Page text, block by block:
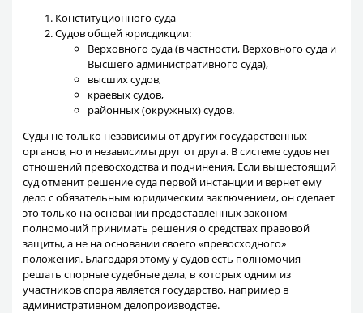
Конституционного суда
Судов общей юрисдикции:
Верховного суда (в частности, Верховного суда и
Высшего административного суда),
высших судов,
краевых судов,
районных (окружных) судов.
Суды не только независимы от других государственных
органов, но и независимы друг от друга. В системе судов нет
отношений превосходства и подчинения. Если вышестоящий
суд отменит решение суда первой инстанции и вернет ему
дело с обязательным юридическим заключением, он сделает
это только на основании предоставленных законом
полномочий принимать решения о средствах правовой
защиты, а не на основании своего «превосходного»
положения. Благодаря этому у судов есть полномочия
решать спорные судебные дела, в которых одним из
участников спора является государство, например в
административном делопроизводстве.